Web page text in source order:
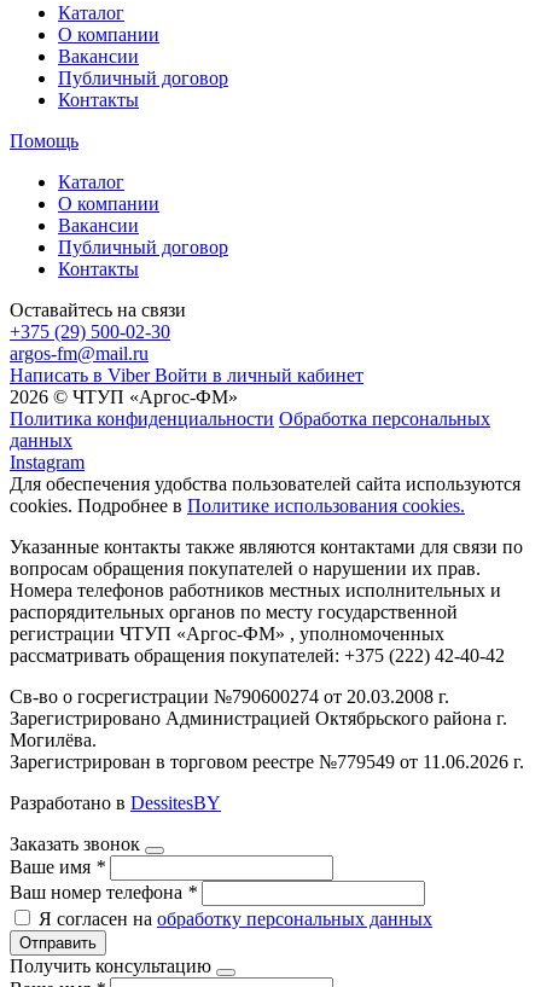
Каталог
О компании
Вакансии
Публичный договор
Контакты
Помощь
Каталог
О компании
Вакансии
Публичный договор
Контакты
Оставайтесь на связи
+375 (29) 500-02-30
argos-fm@mail.ru
Написать в Viber Войти в личный кабинет
2026 © ЧТУП «Аргос-ФМ»
Политика конфиденциальности Обработка персональных
данных
Instagram
Для обеспечения удобства пользователей сайта используются
cookies. Подробнее в Политике использования cookies.
Указанные контакты также являются контактами для связи по
вопросам обращения покупателей о нарушении их прав.
Номера телефонов работников местных исполнительных и
распорядительных органов по месту государственной
регистрации ЧТУП «Аргос-ФМ» , уполномоченных
рассматривать обращения покупателей: +375 (222) 42-40-42
Св-во о госрегистрации №790600274 от 20.03.2008 г.
Зарегистрировано Администрацией Октябрьского района г.
Могилёва.
Зарегистрирован в торговом реестре №779549 от 11.06.2026 г.
Разработано в DessitesBY
Заказать звонок
Ваше имя *
Ваш номер телефона *
Я согласен на обработку персональных данных
Отправить
Получить консультацию